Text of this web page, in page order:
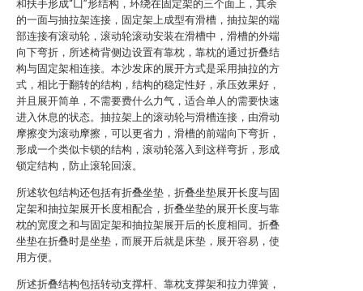
和扶手形成“凵”形结构，环绕在固定架的三个面上，其余
的一面与抽拉架连接，固定架上成型有滑槽，抽拉架的端
部连接有滚动轮，滚动轮滚动安装在滑槽中，滑槽的外端
向下弯折，所述椅背侧边设置有靠枕，靠枕的通过折叠结
构与固定架相连接。本沙发床的展开方式是采用抽拉的方
式，相比于翻转的结构，结构的稳定性好，承压效果好，
并且展开简单，不需要费什么力气，适合单人的需要快速
进入休息的状态。抽拉架上的滚动轮与滑槽连接，由滑动
摩擦变为滚动摩擦，可以更省力，滑槽的前端向下弯折，
形成一个类似卡锁的结构，滚动轮落入到这样弯折，形成
锁定结构，防止滚轮回滚。
所述软包结构还包括有折叠坐垫，折叠坐垫展开长度与固
定架和抽拉架展开长度相配合，折叠坐垫的展开长度与靠
枕的宽度之和与固定架和抽拉架展开后的长度相同。折叠
坐垫在折叠时是坐垫，而展开后就是床垫，展开容易，使
用方便。
所述折叠结构包括转动支撑杆、靠枕支撑架和拉力弹簧，